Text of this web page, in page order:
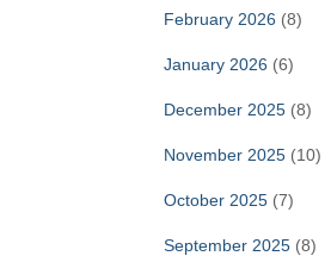
February 2026 (8)
January 2026 (6)
December 2025(8)
November 2025(10)
October 2025(7)
September 2025(8)